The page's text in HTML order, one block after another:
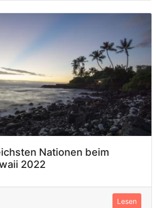
Nationen beim
2022
Lesen